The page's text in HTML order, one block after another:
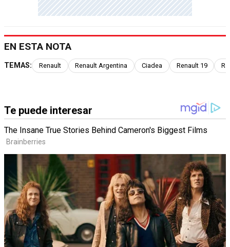
EN ESTA NOTA
TEMAS: Renault Renault Argentina Ciadea Renault 19